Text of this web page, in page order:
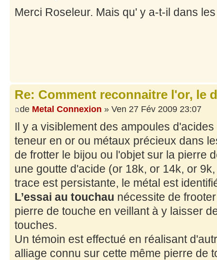
Merci Roseleur. Mais qu' y a-t-il dans
Re: Comment reconnaitre l'or, le
de Metal Connexion » Ven 27 Fév 2009 23:07
Il y a visiblement des ampoules
teneur en or ou métaux précieux dans
de frotter le bijou ou l'objet sur la pierre
une goutte d'acide (or 18k, or 14k, or
trace est persistante, le métal est
L’essai au touchau nécessite de
pierre de touche en veillant à y laisser
touches.
Un témoin est effectué en réalisant
alliage connu sur cette même pierre de